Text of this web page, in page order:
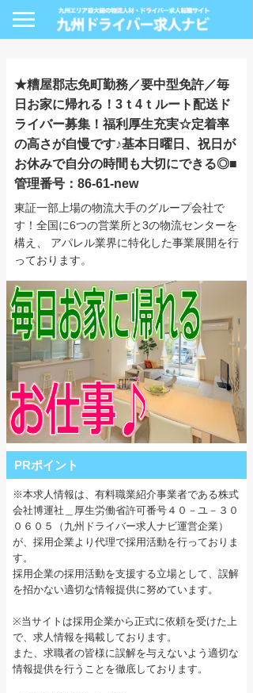
★糟屋郡志免町勤務／要中型免許／毎
日お家に帰れる！3ｔ4ｔルート配送ド
ライバー募集！福利厚生充実☆定着率
の高さが自慢です♪基本日曜日、祝日が
お休みで自分の時間も大切にできる◎■
管理番号：86-61-new
東証一部上場の物流大手のグループ会社で
す！全国に6つの営業所と3の物流センターを
構え、 アパレル業界に特化した事業展開を行
っております。
PRポイント
※本求人情報は、有料職業紹介事業者である株式
会社博運社＿厚生労働省許可番号４０－ユ－３０
０６０５（九州ドライバー求人ナビ運営企業）
が、採用企業より代理で採用活動を行っておりま
す。
採用企業の採用活動を支援する立場として、誤解
を招かない適切な情報提供に努めています。
※当サイトは採用企業から正式に依頼を受けた上
で、求人情報を掲載しております。
また、求職者の皆様に誤解を与えないよう適切な
情報提供を行うことを徹底しております。